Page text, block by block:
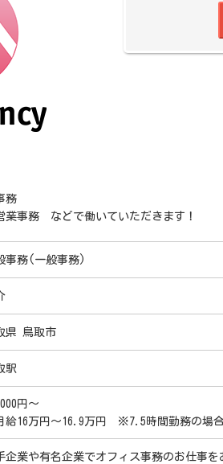
務
事務 などで働いていただきます！
事務(一般事務)
県 鳥取市
駅
円～
給16万円～16.9万円 ※7.5時間勤務の場
企業や有名企業でオフィス事務のお仕事